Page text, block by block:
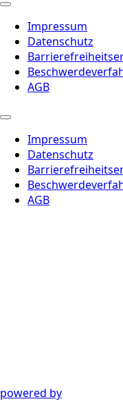
Impressum
Datenschutz
AGB
Impressum
Datenschutz
AGB
powered by